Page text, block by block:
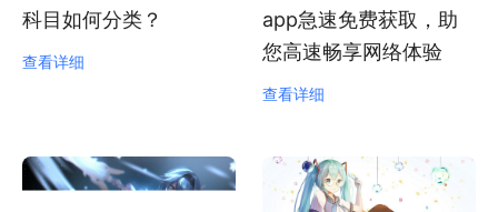
科目如何分类？
查看详细
app急速免费获取，助
您高速畅享网络体验
查看详细